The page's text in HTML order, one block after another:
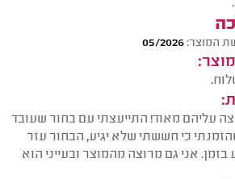
המוצר:05/2026
עליהם מאוד! התייעצתי עם בחור שעובד
כי חששתי שלא יגיע, הבחור עזר
בזמן. אני גם מרוצה מהמוצר ובעייני הוא